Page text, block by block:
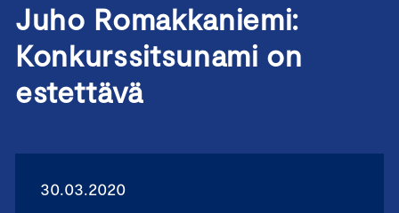
Juho Romakkaniemi:
Konkurssitsunami on
estettävä
30.03.2020